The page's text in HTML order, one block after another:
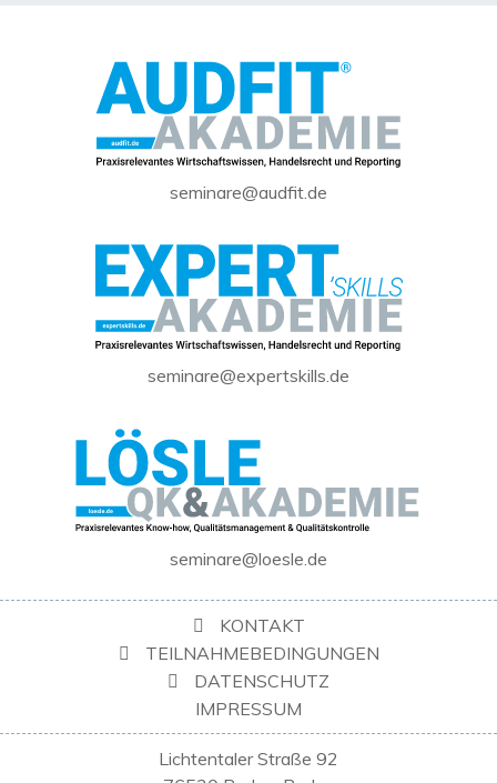
seminare@audfit.de
seminare@expertskills.de
seminare@loesle.de
KONTAKT
TEILNAHMEBEDINGUNGEN
DATENSCHUTZ
IMPRESSUM
Lichtentaler Straße 92